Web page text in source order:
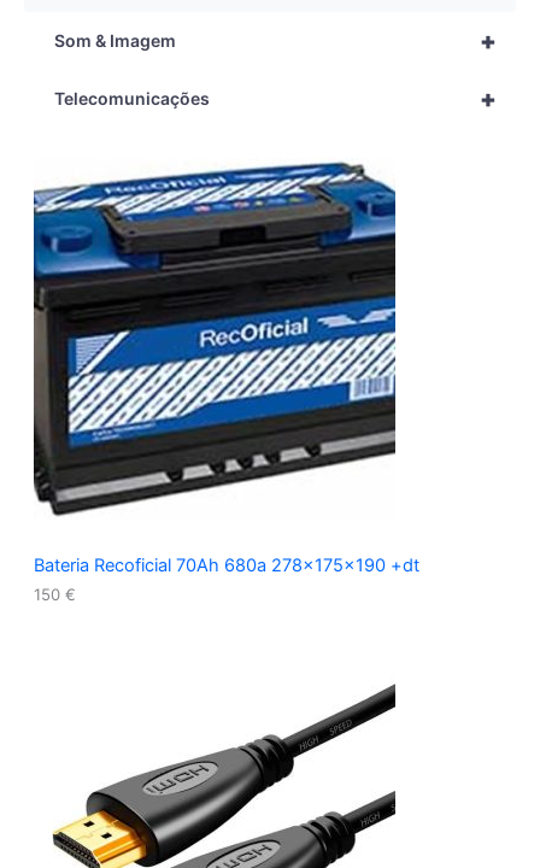
+
Som & Imagem
+
Telecomunicações
Bateria Recoficial 70Ah 680a 278x175x190 +dt
150 €